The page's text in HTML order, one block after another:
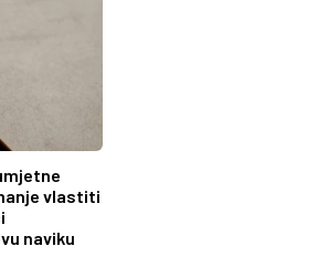
vlastiti
naviku